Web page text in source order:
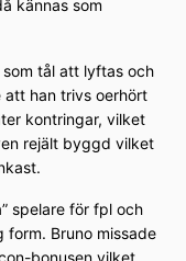
kännas som
tål att lyftas och
han trivs oerhört
kontringar, vilket
rejält byggd vilket
spelare för fpl och
Bruno missade